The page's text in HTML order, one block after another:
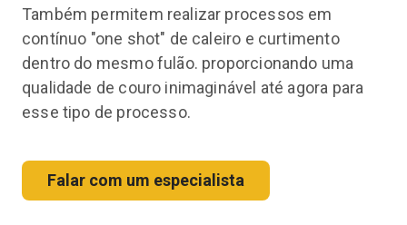
Também permitem realizar processos em
contínuo "one shot" de caleiro e curtimento
dentro do mesmo fulão. proporcionando uma
qualidade de couro inimaginável até agora para
esse tipo de processo.
Falar com um especialista